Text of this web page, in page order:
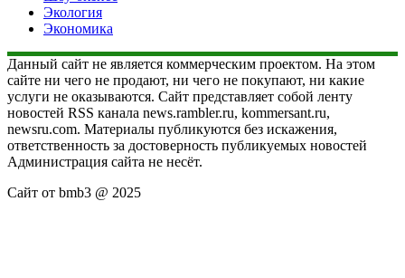
Экология
Экономика
Данный сайт не является коммерческим проектом. На этом
сайте ни чего не продают, ни чего не покупают, ни какие
услуги не оказываются. Сайт представляет собой ленту
новостей RSS канала news.rambler.ru, kommersant.ru,
newsru.com. Материалы публикуются без искажения,
ответственность за достоверность публикуемых новостей
Администрация сайта не несёт.
Сайт от bmb3 @ 2025